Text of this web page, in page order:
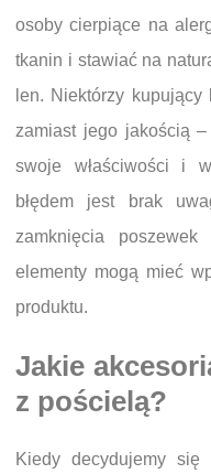
osoby cierpiące na
tkanin i stawiać na
len. Niektórzy
zamiast jego jakością
swoje właściwości i
błędem jest brak
zamknięcia
elementy mogą mieć
produktu.
Jakie
z pościelą?
Kiedy decydujemy